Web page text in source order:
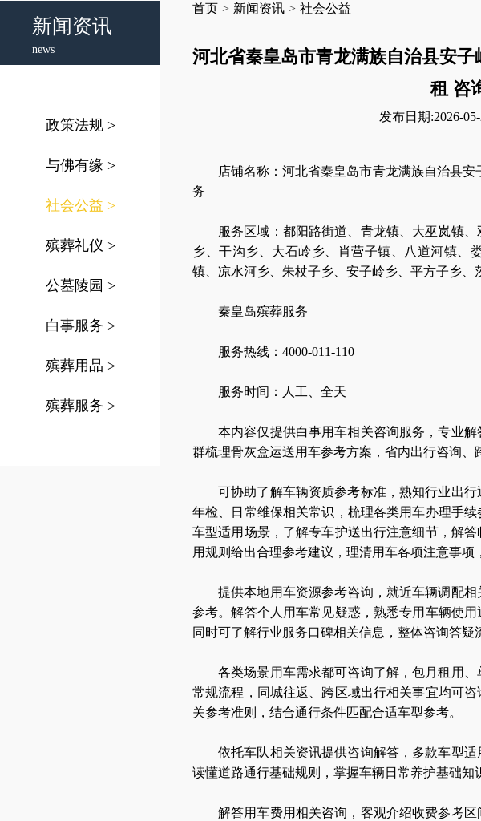
新闻资讯
news
政策法规 >
与佛有缘 >
社会公益 >
殡葬礼仪 >
公墓陵园 >
白事服务 >
殡葬用品 >
殡葬服务 >
首页 > 新闻资讯 > 社会公益
河北省秦皇岛市青龙满族自治县安
租 咨
发布日期:2026-
店铺名称：河北省秦皇岛市青龙满族自治县
务
服务区域： 都阳路街道、青龙镇、大巫岚镇
乡、干沟乡、大石岭乡、肖营子镇、八道河镇、
镇、凉水河乡、朱杖子乡、安子岭乡、平方子乡、
秦皇岛殡葬服务
服务热线：4000-011-110
服务时间：人工、全天
本内容仅提供白事用车相关咨询服务，专业
群梳理骨灰盒运送用车参考方案，省内出行咨询、
可协助了解车辆资质参考标准，熟知行业出
年检、日常维保相关常识，梳理各类用车办理手
车型适用场景，了解专车护送出行注意细节，解
用规则给出合理参考建议，理清用车各项注意事项
提供本地用车资源参考咨询，就近车辆调配
参考。解答个人用车常见疑惑，熟悉专用车辆使
同时可了解行业服务口碑相关信息，整体咨询答疑
各类场景用车需求都可咨询了解，包月租用
常规流程，同城往返、跨区域出行相关事宜均可
关参考准则，结合通行条件匹配合适车型参考。
依托车队相关资讯提供咨询解答，多款车型
读懂道路通行基础规则，掌握车辆日常养护基础知
解答用车费用相关咨询，客观介绍收费参考